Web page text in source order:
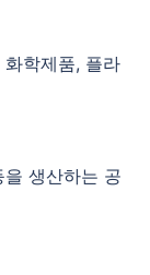
학제품, 플라
생산하는 공